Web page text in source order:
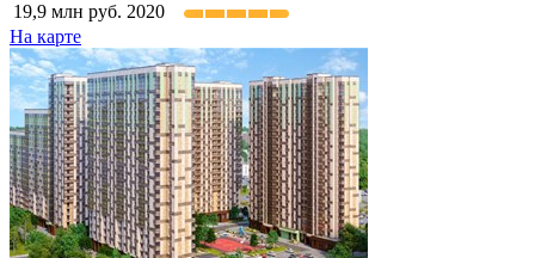
19,9 млн руб. 2020
На карте